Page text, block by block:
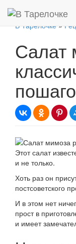
В Тарелочке»
Салат
Этот салат
и не только.
Хоть раз он
постсоветского
И в этом нет
прост в
и имеет